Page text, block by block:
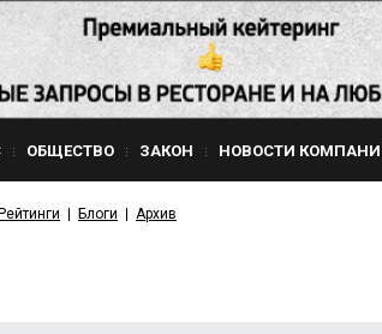
ОБЩЕСТВО ЗАКОН НОВОСТИ
Рейтинги Блоги Архив